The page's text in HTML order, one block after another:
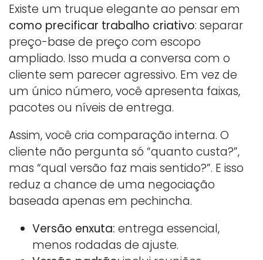
Existe um truque elegante ao pensar em
como precificar trabalho criativo: separar
preço-base de preço com escopo
ampliado. Isso muda a conversa com o
cliente sem parecer agressivo. Em vez de
um único número, você apresenta faixas,
pacotes ou níveis de entrega.
Assim, você cria comparação interna. O
cliente não pergunta só “quanto custa?”,
mas “qual versão faz mais sentido?”. E isso
reduz a chance de uma negociação
baseada apenas em pechincha.
Versão enxuta: entrega essencial,
menos rodadas de ajuste.